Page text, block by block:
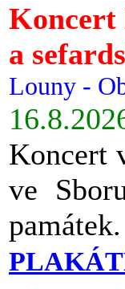
Koncert
a
Louny -
Koncert
ve
památek.